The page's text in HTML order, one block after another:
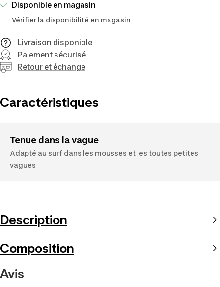
Disponible en magasin
Vérifier la disponibilité en magasin
Livraison disponible
Paiement sécurisé
Retour et échange
Caractéristiques
Tenue dans la vague
Adapté au surf dans les mousses et les toutes petites
vagues
Description
Composition
Avis